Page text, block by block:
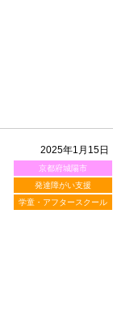
2025年1月15日
京都府城陽市
発達障がい支援
学童・アフタースクール